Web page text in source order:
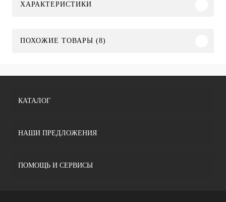
ХАРАКТЕРИСТИКИ
ПОХОЖИЕ ТОВАРЫ (8)
КАТАЛОГ
НАШИ ПРЕДЛОЖЕНИЯ
ПОМОЩЬ И СЕРВИСЫ